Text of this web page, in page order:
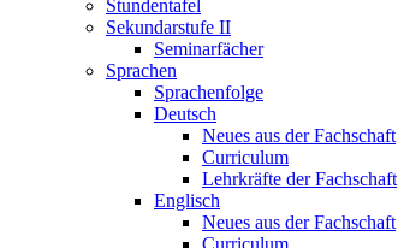
Stundentafel
Sekundarstufe II
Seminarfächer
Sprachen
Sprachenfolge
Deutsch
Neues aus der Fachschaft
Curriculum
Lehrkräfte der Fachschaft
Englisch
Neues aus der Fachschaft